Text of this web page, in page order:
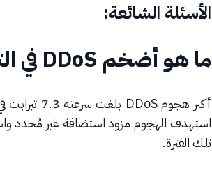
الأسئلة الشائعة:
ما هو أضخم DDoS في التاريخ؟
تلك الفترة.